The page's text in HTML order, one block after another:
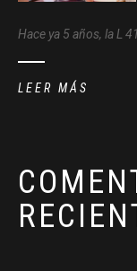
Hace ya 5 años, la L
LEER MÁS